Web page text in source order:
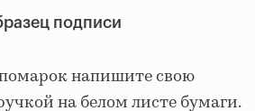
подписи
напишите свою
на белом листе бумаги.